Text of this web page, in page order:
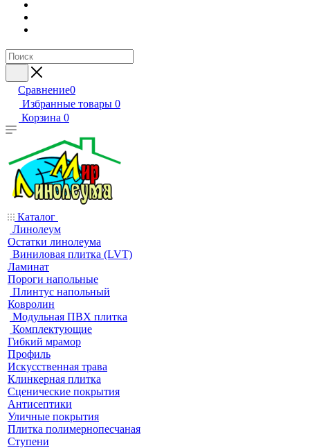
Сравнение0
Избранные товары 0
Корзина 0
Каталог
Линолеум
Остатки линолеума
Виниловая плитка (LVT)
Ламинат
Пороги напольные
Плинтус напольный
Ковролин
Модульная ПВХ плитка
Комплектующие
Гибкий мрамор
Профиль
Искусственная трава
Клинкерная плитка
Сценические покрытия
Антисептики
Уличные покрытия
Плитка полимернопесчаная
Ступени